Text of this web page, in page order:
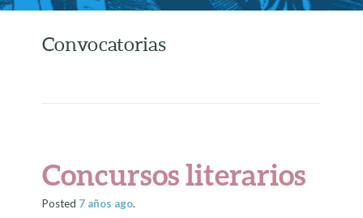
Convocatorias
Concursos literarios
Posted 7 años ago.